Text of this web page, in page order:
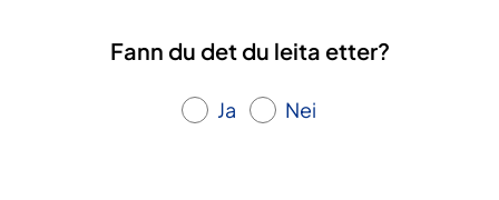
Fann du det du leita etter?
Ja Nei